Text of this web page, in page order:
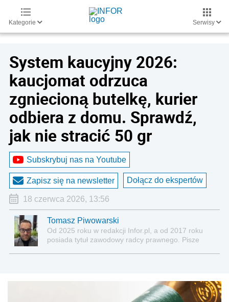
Kategorie Serwisy
System kaucyjny 2026:
kaucjomat odrzuca
zgniecioną butelkę, kurier
odbiera z domu. Sprawdź,
jak nie stracić 50 gr
Subskrybuj nas na Youtube
Zapisz się na newsletter Dołącz do ekspertów
18 czerwca 2026, 13:56
Tomasz Piwowarski
Od 2025 roku w redakcji Infor.pl, a od 2017 roku
posiada tytuł zawodowy radcy prawnego. Pisze